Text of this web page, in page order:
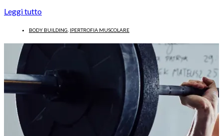
Leggi tutto
BODY BUILDING IPERTROFIA MUSCOLARE